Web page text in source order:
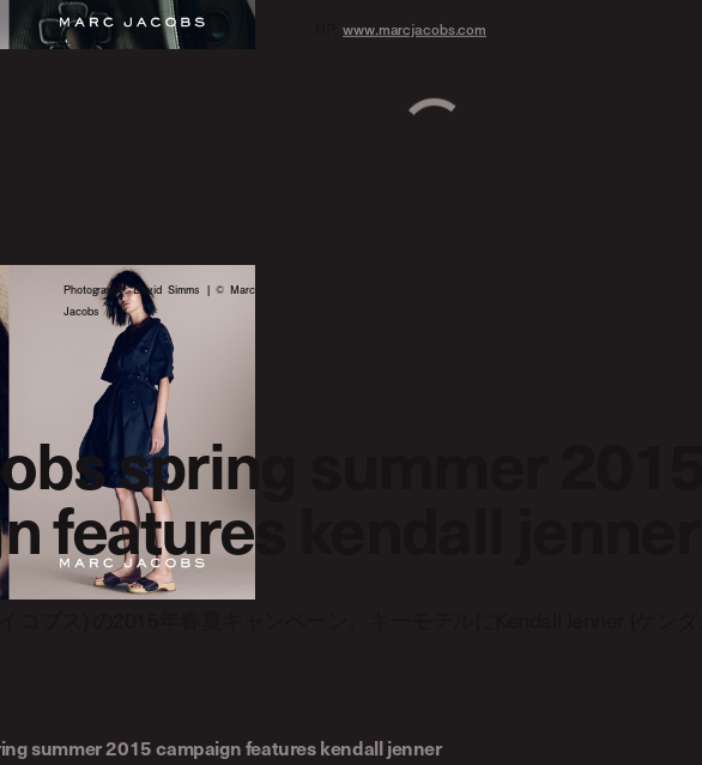
Photography: David Simms | © Marc
Jacobs
HP:www.marcjacobs.com
spring summer
features kendall jenner
summer 2015 campaign features kendall jenner